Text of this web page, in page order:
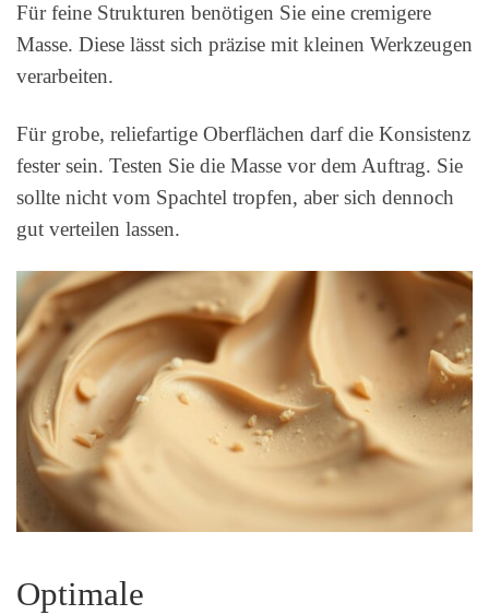
Für feine Strukturen benötigen Sie eine cremigere
Masse. Diese lässt sich präzise mit kleinen Werkzeugen
verarbeiten.
Für grobe, reliefartige Oberflächen darf die Konsistenz
fester sein. Testen Sie die Masse vor dem Auftrag. Sie
sollte nicht vom Spachtel tropfen, aber sich dennoch
gut verteilen lassen.
Optimale